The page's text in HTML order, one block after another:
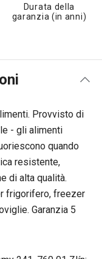
Durata della
garanzia (in anni)
Provvisto di
- gli alimenti
quando
resistente,
di alta qualità.
frigorifero, freezer
Garanzia 5